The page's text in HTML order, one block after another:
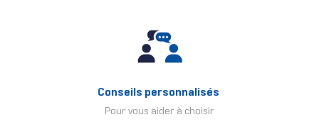
Conseils personnalisés
Pour vous aider à choisir